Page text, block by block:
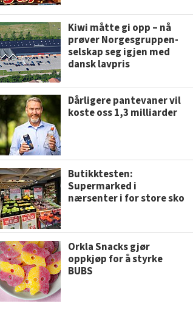
Kiwi måtte gi opp – nå
prøver Norgesgruppen-
selskap seg igjen med
dansk lavpris
Dårligere pantevaner vil
koste oss 1,3 milliarder
Butikktesten:
Supermarked i
nærsenter i for store sko
Orkla Snacks gjør
oppkjøp for å styrke
BUBS